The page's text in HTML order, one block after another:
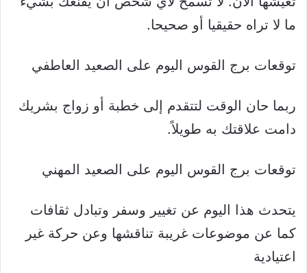
ما لا تراه حقيقيا أو صحيحا.
توقعات برج القوس اليوم على الصعيد العاطفي
ربما حان الوقت لتتقدم إلى خطبة أو زواج بشريك
دامت علاقتك به طويلاً.
توقعات برج القوس اليوم على الصعيد المهني
يتحدث هذا اليوم عن تغيير وسفر وتبادل ثقافات
كما عن موضوعات غريبة تناقشها وعن حركة غير
اعتيادية